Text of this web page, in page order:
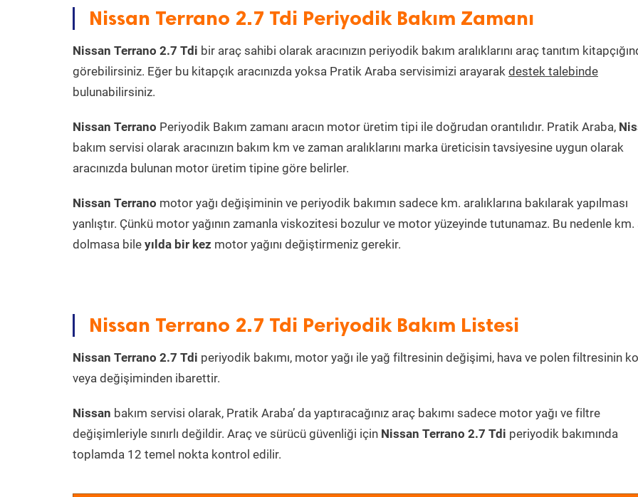
Nissan Terrano 2.7 Tdi Periyodik Bakım Zamanı
Nissan Terrano 2.7 Tdi bir araç sahibi olarak aracınızın periyodik bakım aralıklarını araç tanıtım
görebilirsiniz. Eğer bu kitapçık aracınızda yoksa Pratik Araba servisimizi arayarak destek talebinde
bulunabilirsiniz.
Nissan Terrano Periyodik Bakım zamanı aracın motor üretim tipi ile doğrudan orantılıdır. Pratik Araba,
bakım servisi olarak aracınızın bakım km ve zaman aralıklarını marka üreticisin tavsiyesine uygun olarak
aracınızda bulunan motor üretim tipine göre belirler.
Nissan Terrano motor yağı değişiminin ve periyodik bakımın sadece km. aralıklarına bakılarak yapılması
yanlıştır. Çünkü motor yağının zamanla viskozitesi bozulur ve motor yüzeyinde tutunamaz. Bu nedenle
dolmasa bile yılda bir kez motor yağını değiştirmeniz gerekir.
Nissan Terrano 2.7 Tdi Periyodik Bakım Listesi
Nissan Terrano 2.7 Tdi periyodik bakımı, motor yağı ile yağ filtresinin değişimi, hava ve polen filtresinin
veya değişiminden ibarettir.
Nissan bakım servisi olarak, Pratik Araba’ da yaptıracağınız araç bakımı sadece motor yağı ve filtre
değişimleriyle sınırlı değildir. Araç ve sürücü güvenliği için Nissan Terrano 2.7 Tdi periyodik bakımında
toplamda 12 temel nokta kontrol edilir.